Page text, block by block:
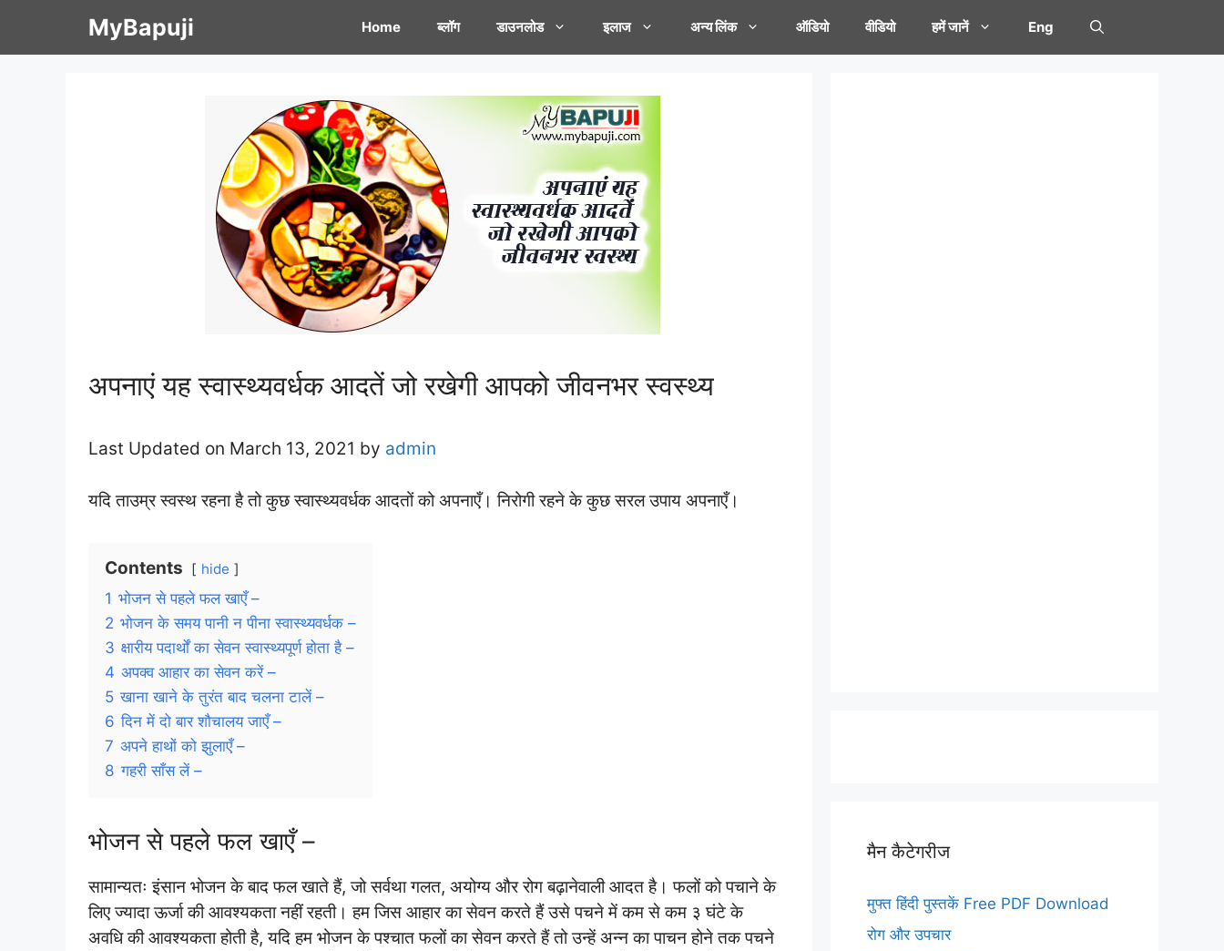
MyBapuji Home ब्लॉग डाउनलोड इलाज अन्य लिंक ऑडियो वीडियो हमें जानें Eng
अपनाएं यह स्वास्थ्यवर्धक आदतें जो रखेगी आपको जीवनभर स्वस्थ्य
Last Updated on March 13, 2021 by admin
यदि ताउम्र स्वस्थ रहना है तो कुछ स्वास्थ्यवर्धक आदतों को अपनाएँ। निरोगी रहने के कुछ सरल उपाय अपनाएँ।
Contents hide
1 भोजन से पहले फल खाएँ –
2 भोजन के समय पानी न पीना स्वास्थ्यवर्धक –
3 क्षारीय पदार्थों का सेवन स्वास्थ्यपूर्ण होता है –
4 अपक्व आहार का सेवन करें –
5 खाना खाने के तुरंत बाद चलना टालें –
6 दिन में दो बार शौचालय जाएँ –
7 अपने हाथों को झुलाएँ –
8 गहरी साँस लें –
भोजन से पहले फल खाएँ –
सामान्यतः इंसान भोजन के बाद फल खाते हैं, जो सर्वथा गलत, अयोग्य और रोग बढ़ानेवाली आदत है। फलों को पचाने के
लिए ज्यादा ऊर्जा की आवश्यकता नहीं रहती। हम जिस आहार का सेवन करते हैं उसे पचने में कम से कम ३ घंटे के
अवधि की आवश्यकता होती है, यदि हम भोजन के पश्चात फलों का सेवन करते हैं तो उन्हें अन्न का पाचन होने तक पचने
मैन कैटेगरीज
मुफ्त हिंदी पुस्तकें Free PDF Download
रोग और उपचार